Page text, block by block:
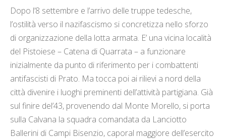
Dopo l’8 settembre e l’arrivo delle truppe tedesche,
l’ostilità verso il nazifascismo si concretizza nello sforzo
di organizzazione della lotta armata. E’ una vicina località
del Pistoiese – Catena di Quarrata – a funzionare
inizialmente da punto di riferimento per i combattenti
antifascisti di Prato. Ma tocca poi ai rilievi a nord della
città divenire i luoghi preminenti dell’attività partigiana. Già
sul finire del’43, provenendo dal Monte Morello, si porta
sulla Calvana la squadra comandata da Lanciotto
Ballerini di Campi Bisenzio, caporal maggiore dell’esercito